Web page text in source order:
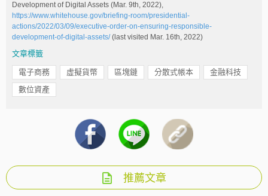
Development of Digital Assets (Mar. 9th, 2022),
https://www.whitehouse.gov/briefing-room/presidential-
actions/2022/03/09/executive-order-on-ensuring-responsible-
development-of-digital-assets/(last visited Mar. 16th, 2022)
文章標籤
電子商務 虛擬貨幣 區塊鏈 分散式帳本
金融科技
數位資產
推薦文章